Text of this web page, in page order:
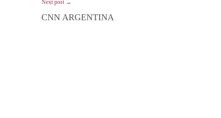
Next post →
CNN ARGENTINA